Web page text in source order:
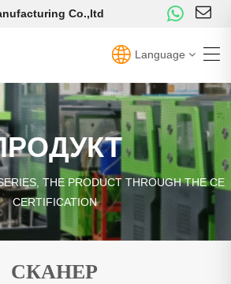
Co.,ltd
Language
THE PRODUCT THROUGH THE CE
CERTIFICATION
СКАНЕР